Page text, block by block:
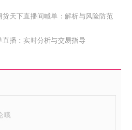
天下直播间喊单：解析与风险防范
播：实时分析与交易指导
哦